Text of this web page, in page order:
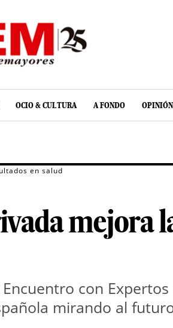
OCIO & CULTURA A FONDO OPINIÓN
en salud
mejora
con Expertos
mirando al